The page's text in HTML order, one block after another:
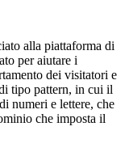
alla piattaforma di
per aiutare i
dei visitatori e
tipo pattern, in cui il
numeri e lettere, che
che imposta il